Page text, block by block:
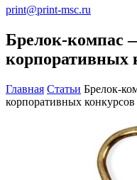
print@print-msc.ru
Брелок-компас
корпоративных
Главная Статьи Брелок-
корпоративных конкурсов